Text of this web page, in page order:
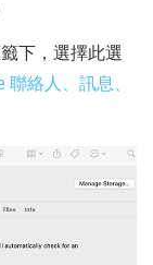
籤下，選擇此選
絡人、訊息、